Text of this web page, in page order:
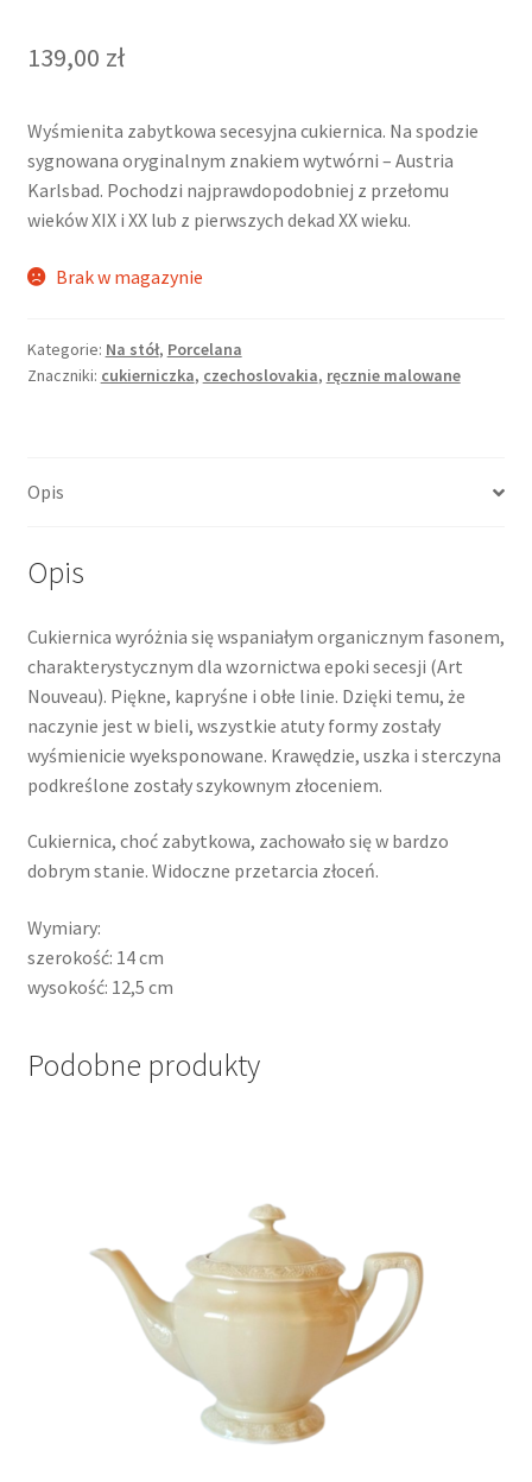
139,00 zł
Wyśmienita zabytkowa secesyjna cukiernica. Na spodzie
sygnowana oryginalnym znakiem wytwórni – Austria
Karlsbad. Pochodzi najprawdopodobniej z przełomu
wieków XIX i XX lub z pierwszych dekad XX wieku.
Brak w magazynie
Kategorie: Na stół, Porcelana
Znaczniki: cukierniczka, czechoslovakia, ręcznie malowane
Opis
Opis
Cukiernica wyróżnia się wspaniałym organicznym fasonem,
charakterystycznym dla wzornictwa epoki secesji (Art
Nouveau). Piękne, kapryśne i obłe linie. Dzięki temu, że
naczynie jest w bieli, wszystkie atuty formy zostały
wyśmienicie wyeksponowane. Krawędzie, uszka i sterczyna
podkreślone zostały szykownym złoceniem.
Cukiernica, choć zabytkowa, zachowało się w bardzo
dobrym stanie. Widoczne przetarcia złoceń.
Wymiary:
szerokość: 14 cm
wysokość: 12,5 cm
Podobne produkty